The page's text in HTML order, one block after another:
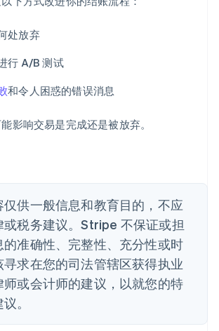
处放弃
行 A/B 测试
和令人困惑的错误消息
影响交易是完成还是被放弃。
供一般信息和教育目的，不应
或税务建议。Stripe 不保证或担
准确性、完整性、充分性或时
求在您的司法管辖区获得执业
或会计师的建议，以就您的特
。